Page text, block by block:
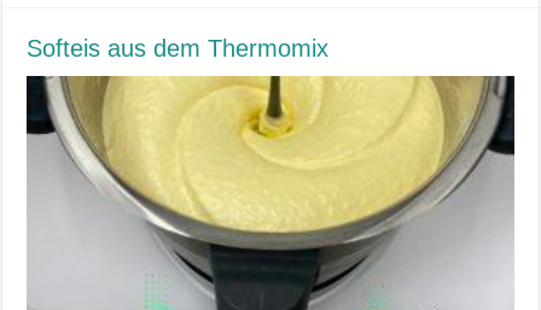
Softeis aus dem Thermomix